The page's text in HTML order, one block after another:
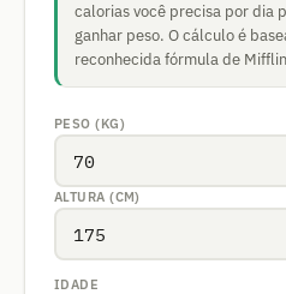
calorias você precisa por dia
ganhar peso. O cálculo é
reconhecida fórmula de
PESO (KG)
ALTURA (CM)
IDADE